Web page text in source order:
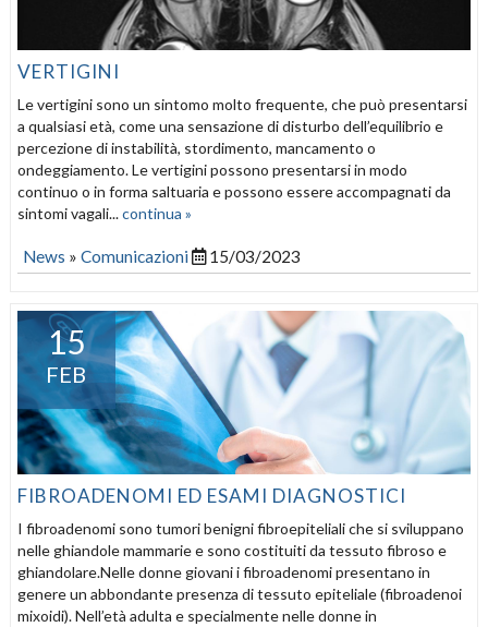
VERTIGINI
Le vertigini sono un sintomo molto frequente, che può presentarsi
a qualsiasi età, come una sensazione di disturbo dell’equilibrio e
percezione di instabilità, stordimento, mancamento o
ondeggiamento. Le vertigini possono presentarsi in modo
continuo o in forma saltuaria e possono essere accompagnati da
sintomi vagali...continua »
News » Comunicazioni 15/03/2023
15
FEB
FIBROADENOMI ED ESAMI DIAGNOSTICI
I fibroadenomi sono tumori benigni fibroepiteliali che si sviluppano
nelle ghiandole mammarie e sono costituiti da tessuto fibroso e
ghiandolare.Nelle donne giovani i fibroadenomi presentano in
genere un abbondante presenza di tessuto epiteliale (fibroadenoi
mixoidi). Nell’età adulta e specialmente nelle donne in